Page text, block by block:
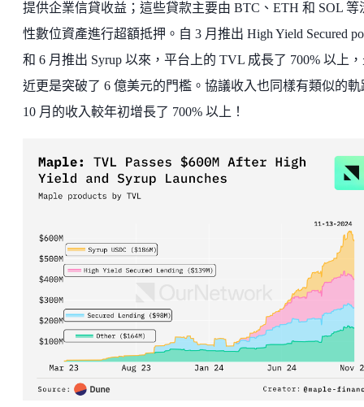
提供企業信貸收益；這些貸款主要由 BTC、ETH 和 SOL 等
性數位資產進行超額抵押。自 3 月推出 High Yield Secured
和 6 月推出 Syrup 以來，平台上的 TVL 成長了 700% 以上
近更是突破了 6 億美元的門檻。協議收入也同樣有類似的軌
10 月的收入較年初增長了 700% 以上！